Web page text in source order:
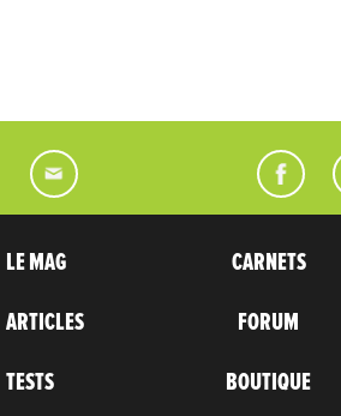
LE MAG
ARTICLES
TESTS
CARNETS
FORUM
BOUTIQUE